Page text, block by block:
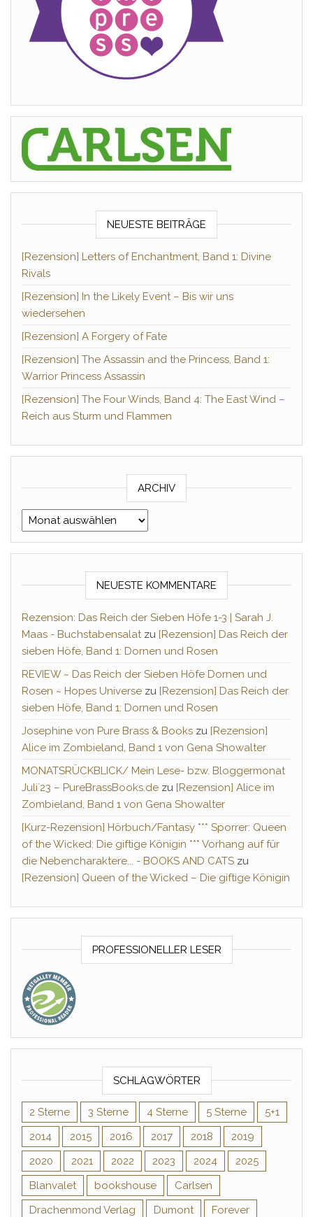
NEUESTE BEITRÄGE
[Rezension] Letters of Enchantment, Band 1: Divine
Rivals
[Rezension] In the Likely Event – Bis wir uns
wiedersehen
[Rezension] A Forgery of Fate
[Rezension] The Assassin and the Princess, Band 1:
Warrior Princess Assassin
[Rezension] The Four Winds, Band 4: The East Wind –
Reich aus Sturm und Flammen
ARCHIV
Archiv
NEUESTE KOMMENTARE
Rezension: Das Reich der Sieben Höfe 1-3 | Sarah J.
Maas - Buchstabensalatzu [Rezension] Das Reich der
sieben Höfe, Band 1: Dornen und Rosen
REVIEW ~ Das Reich der Sieben Höfe Dornen und
Rosen ~ Hopes Universe zu [Rezension] Das Reich der
sieben Höfe, Band 1: Dornen und Rosen
Josephine von Pure Brass & Books zu [Rezension]
Alice im Zombieland, Band 1 von Gena Showalter
MONATSRÜCKBLICK/ Mein Lese- bzw. Bloggermonat
Juli´23 – PureBrassBooks.de zu [Rezension] Alice im
Zombieland, Band 1 von Gena Showalter
[Kurz-Rezension] Hörbuch/Fantasy *** Sporrer: Queen
of the Wicked: Die giftige Königin *** Vorhang auf für
die Nebencharaktere... - BOOKS AND CATS zu
[Rezension] Queen of the Wicked – Die giftige Königin
PROFESSIONELLER LESER
SCHLAGWÖRTER
2 Sterne 3 Sterne 4 Sterne 5 Sterne
5+1
2014
2015 2016 2017 2018
2019
2020
2021 2022 2023 2024
2025
Blanvalet
bookshouse
Carlsen
Drachenmond Verlag
Dumont
Forever